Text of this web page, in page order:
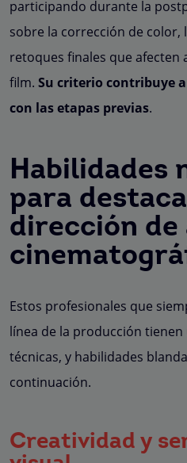
participando durante la
sobre la corrección de color,
retoques finales que afecten
film. Su criterio contribuye
con las etapas previas.
Habilidades
para
dirección de
Estos profesionales que
línea de la producción
técnicas, y habilidades
continuación.
Creatividad y